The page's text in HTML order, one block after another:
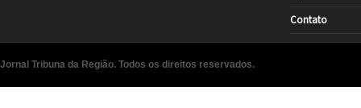
Contato
Jornal Tribuna da Região. Todos os direitos reservados.